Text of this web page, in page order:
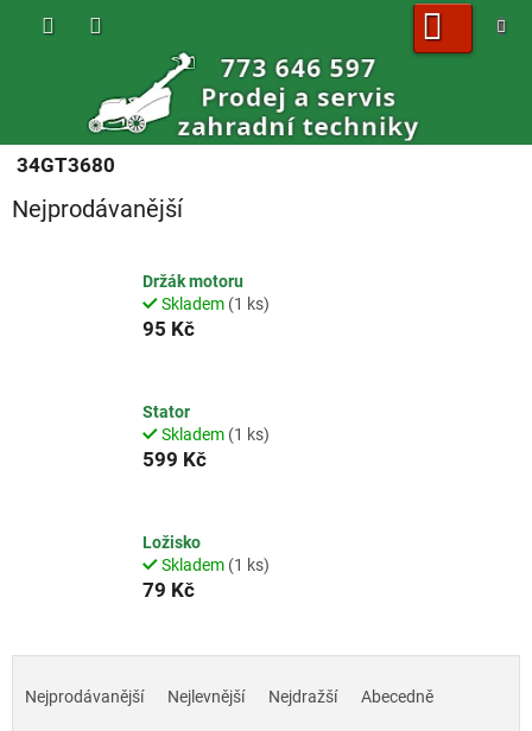
NÁKUPNÍ
34GT3680
Nejprodávanější
Držák motoru
Skladem (1 ks)
95 Kč
Stator
Skladem (1 ks)
599 Kč
Ložisko
Skladem (1 ks)
79 Kč
Nejprodávanější Nejlevnější Nejdražší Abecedně